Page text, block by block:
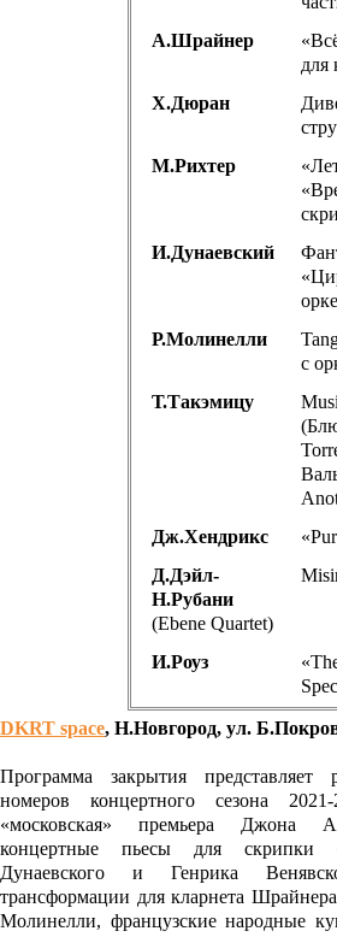
А.Шрайнер
для
Х.Дюран
М.Рихтер
И.Дунаевский
Р.Молинелли
с
Т.Такэмицу
Дж.Хендрикс
Д.Дэйл-
Н.Рубани
(Ebene Quartet)
И.Роуз
DKRT space, Н.Новгород, ул.
Программа закрытия представляет
номеров концертного сезона
«московская» премьера Джона
концертные пьесы для скрипки
Дунаевского и Генрика
трансформации для кларнета
Молинелли, французские народные